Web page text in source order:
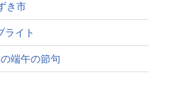
き市
イト
端午の節句